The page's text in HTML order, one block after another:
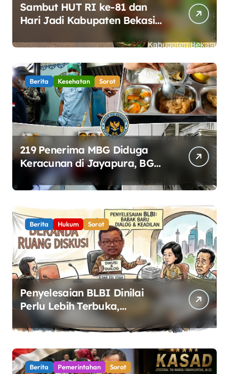
Sambut HUT RI ke-81 dan
Hari Jadi Kabupaten Bekasi
ke-76, Pemdes Muara bakti
Gotong Royong Percantik
Jembatan CBL
Berita Kesehatan Sorot
219 Penerima MBG Diduga
Keracunan di Jayapura, BGN
Perketat Pengawasan
Keamanan Pangan
Berita Hukum Sorot
Penyelesaian BLBI Dinilai
Perlu Lebih Terbuka,
Pemerintah Diminta Buka
Ruang Dialog
Berita Pemerintahan Sorot